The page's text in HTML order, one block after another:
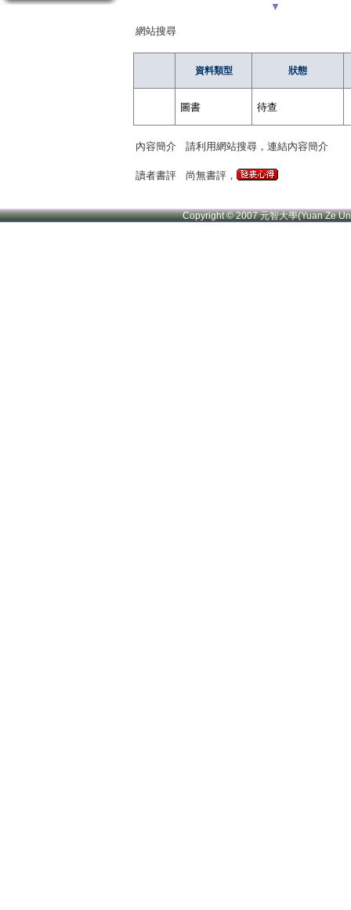
▼
網站搜尋
資料類型 狀態
圖書 待查
內容簡介 請利用網站搜尋，連結內容簡介
讀者書評 尚無書評，
Copyright © 2007 元智大學(Yuan Ze